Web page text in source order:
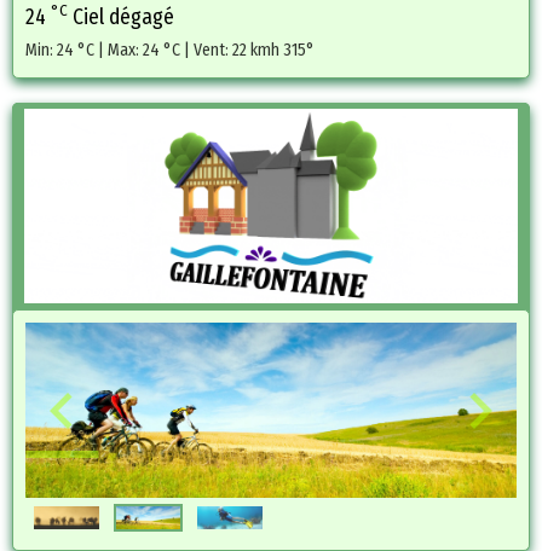
24 °C Ciel dégagé
Min: 24 °C | Max: 24 °C | Vent: 22 kmh 315°